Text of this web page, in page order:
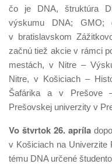
čo je DNA, štruktúra
výskumu DNA;
v bratislavskom
začnú tiež akcie v rámci
mestách, v Nitre –
Nitre, v Košiciach –
Šafárika a v Prešove
Prešovskej univerzity v
Vo štvrtok 26. apríla
v Košiciach na Univerzite
tému DNA určené